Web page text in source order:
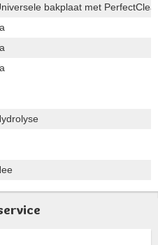
bakplaat met